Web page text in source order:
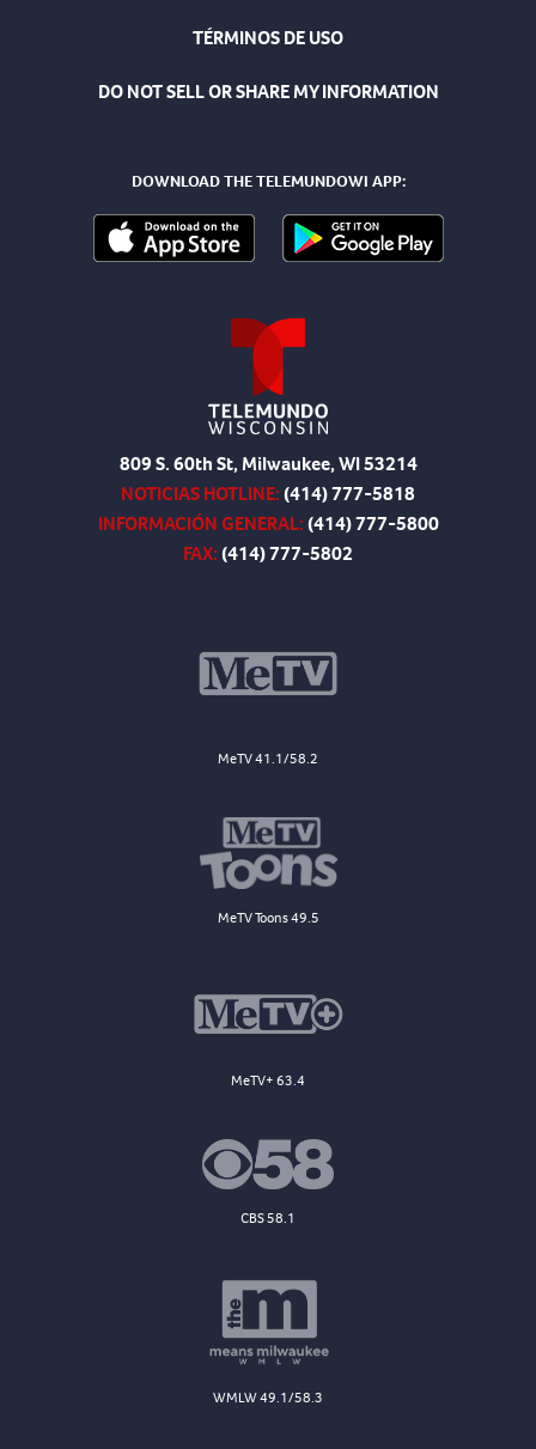
TÉRMINOS DE USO
DO NOT SELL OR SHARE MY INFORMATION
DOWNLOAD THE TELEMUNDOWI APP:
809 S. 60th St, Milwaukee, WI 53214
NOTICIAS HOTLINE:(414) 777-5818
INFORMACIÓN GENERAL:(414) 777-5800
FAX:(414) 777-5802
MeTV 41.1/58.2
MeTV Toons 49.5
MeTV+ 63.4
CBS 58.1
WMLW 49.1/58.3